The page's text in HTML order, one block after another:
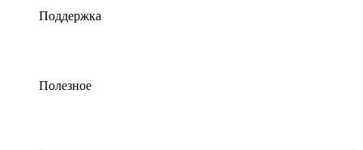
Поддержка
Полезное